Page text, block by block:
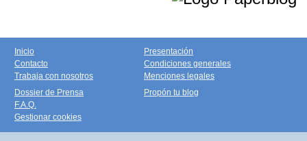
Inicio
Contacto
Trabaja con nosotros
Presentación
Condiciones generales
Menciones legales
Dossier de Prensa
F.A.Q.
Gestionar cookies
Propón tu blog